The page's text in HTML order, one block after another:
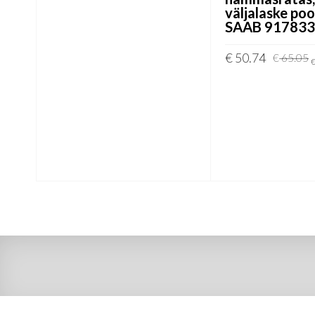
väljalaske
SAAB
€65.05
€50.74 €